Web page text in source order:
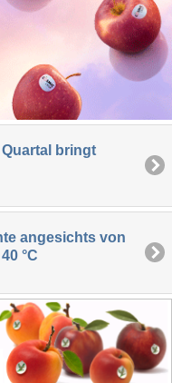
bringt
angesichts von
°C